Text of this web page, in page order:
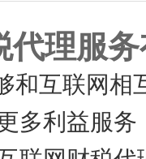
代理服
和互联网
多利益服